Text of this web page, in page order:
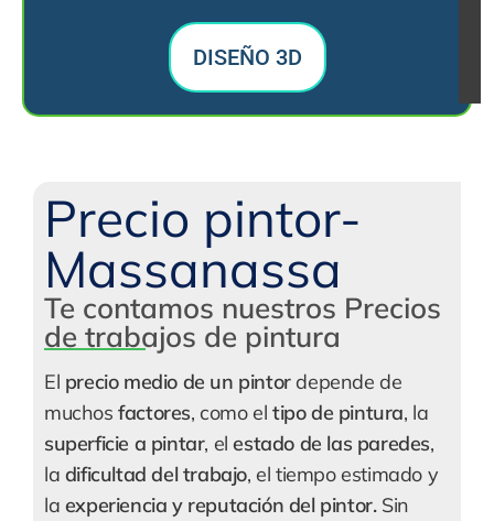
DISEÑO 3D
Precio pintor-
Massanassa
Te contamos nuestros Precios
de trabajos de pintura
El precio medio de un pintordepende de
muchosfactores, como eltipo de pintura, la
superficie a pintar, elestado de las paredes,
la dificultad del trabajo, el tiempo estimado y
la experiencia y reputación del pintor.Sin